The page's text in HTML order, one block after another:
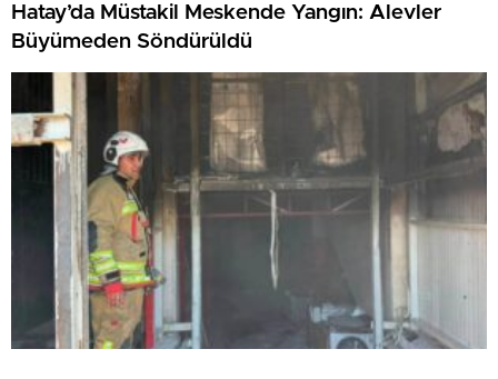
Hatay’da Müstakil Meskende Yangın: Alevler
Büyümeden Söndürüldü